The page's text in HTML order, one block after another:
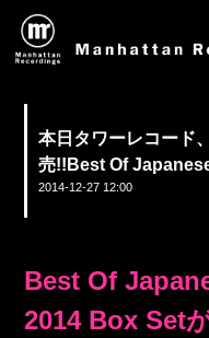
本日タワーレコード
売!!Best Of
2014-12-27 12:00
Best Of
2014 Box Set